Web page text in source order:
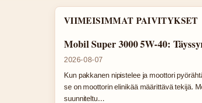
VIIMEISIMMAT PAIVITYKSET
Mobil Super 3000 5W-40:
2026-08-07
Kun pakkanen nipistelee ja moottori
se on moottorin elinikää määrittävä tekijä.
suunniteltu…